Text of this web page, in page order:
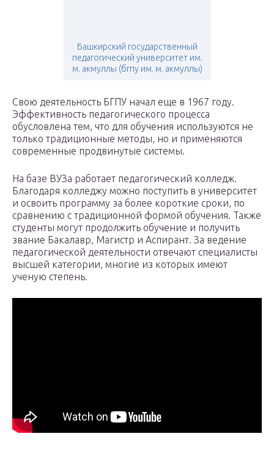
Башкирский государственный
педагогический университет им.
м. акмуллы (бгпу им. м. акмуллы)
Свою деятельность БГПУ начал еще в 1967 году.
Эффективность педагогического процесса
обусловлена тем, что для обучения используются не
только традиционные методы, но и применяются
современные продвинутые системы.
На базе ВУЗа работает педагогический колледж.
Благодаря колледжу можно поступить в университет
и освоить программу за более короткие сроки, по
сравнению с традиционной формой обучения. Также
студенты могут продолжить обучение и получить
звание Бакалавр, Магистр и Аспирант. За ведение
педагогической деятельности отвечают специалисты
высшей категории, многие из которых имеют
ученую степень.